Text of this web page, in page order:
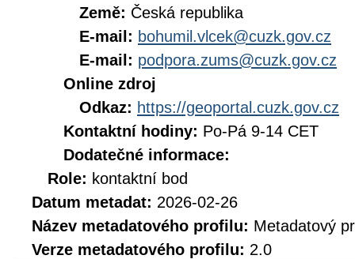
Země: Česká republika
E-mail: bohumil.vlcek@cuzk.gov.cz
E-mail: podpora.zums@cuzk.gov.cz
Online zdroj
Odkaz: https://geoportal.cuzk.gov.cz
Kontaktní hodiny: Po-Pá 9-14 CET
Dodatečné informace:
Role: kontaktní bod
Datum metadat: 2026-02-26
Název metadatového profilu: Metadatový
Verze metadatového profilu: 2.0